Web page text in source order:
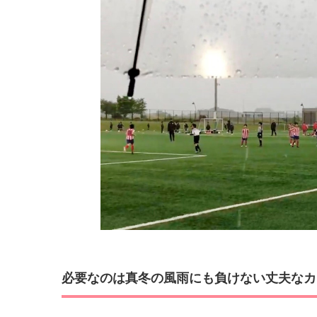
必要なのは真冬の風雨にも負けない丈夫な